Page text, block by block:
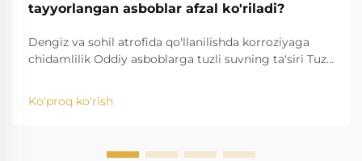
tayyorlangan asboblar afzal ko'riladi?
Dengiz va sohil atrofida qo'llanilishda korroziyaga
chidamlilik Oddiy asboblarga tuzli suvning ta'siri Tuzli
xavfini keltirib chiqaradi. Yuqori tuzlilik natijasida ...
Ko'proq ko'rish